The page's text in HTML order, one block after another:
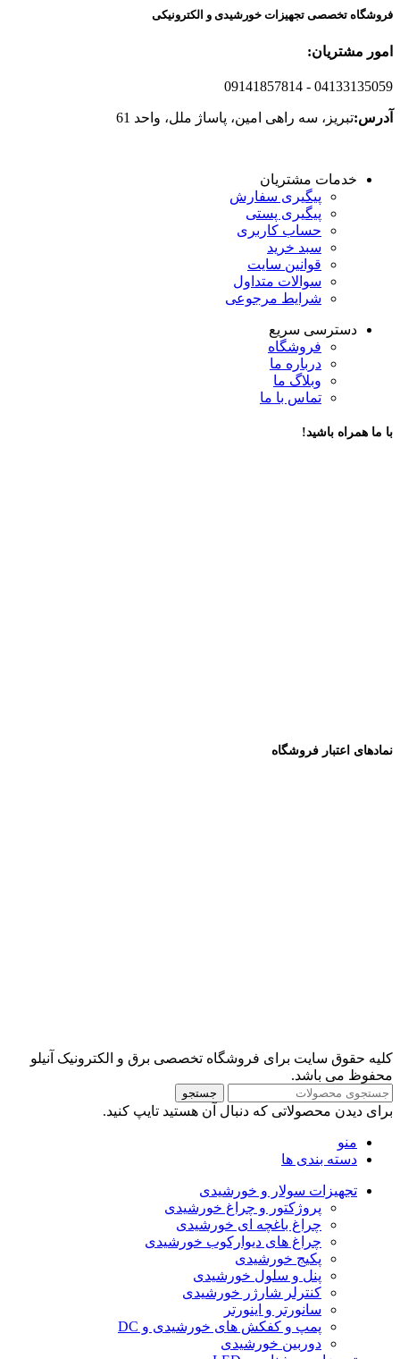
فروشگاه تخصصی تجهیزات خورشیدی و الکترونیکی
امور مشتریان:
- 04133135059
09141857814
آدرس:تبریز، سه راهی امین، پاساژ ملل، واحد 61
خدمات مشتریان
پیگیری سفارش
پیگیری پستی
حساب کاربری
سبد خرید
قوانین سایت
سوالات متداول
شرایط مرجوعی
دسترسی سریع
فروشگاه
درباره ما
وبلاگ ما
تماس با ما
با ما همراه باشید!
نمادهای اعتبار فروشگاه
کلیه حقوق سایت برای فروشگاه تخصصی برق و الکترونیک آنیلو
محفوظ می باشد.
جستجو
برای دیدن محصولاتی که دنبال آن هستید تایپ کنید.
منو
دسته بندی ها
تجهیزات سولار و خورشیدی
پروژکتور و چراغ خورشیدی
چراغ باغچه ای خورشیدی
چراغ های دیوارکوب خورشیدی
پکیج خورشیدی
پنل و سلول خورشیدی
کنترلر شارژر خورشیدی
سانورتر و اینورتر
پمپ و کفکش های خورشیدی و DC
دوربین خورشیدی